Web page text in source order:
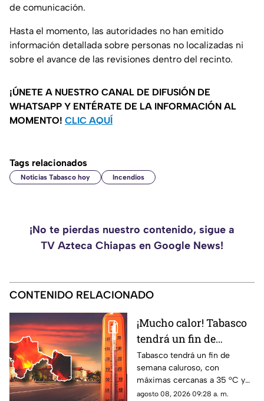
de comunicación.
Hasta el momento, las autoridades no han emitido
información detallada sobre personas no localizadas ni
sobre el avance de las revisiones dentro del recinto.
¡ÚNETE A NUESTRO CANAL DE DIFUSIÓN DE
WHATSAPP Y ENTÉRATE DE LA INFORMACIÓN AL
MOMENTO! CLIC AQUÍ
Tags relacionados
Noticias Tabasco hoy Incendios
¡No te pierdas nuestro contenido, sigue a
TV Azteca Chiapas en Google News!
CONTENIDO RELACIONADO
¡Mucho calor! Tabasco
tendrá un fin de
semana con
temperaturas extremas
Tabasco tendrá un fin de
semana caluroso, con
máximas cercanas a 35 °C y
sensaciones térmicas que
agosto 08, 2026 09:28 a. m.